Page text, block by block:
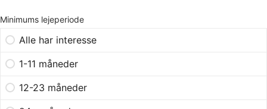
Minimums lejeperiode
Alle har interesse
1-11 måneder
12-23 måneder